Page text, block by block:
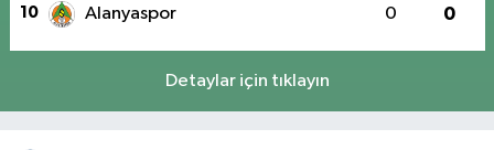
10 Alanyaspor 0 0
Detaylar için tıklayın